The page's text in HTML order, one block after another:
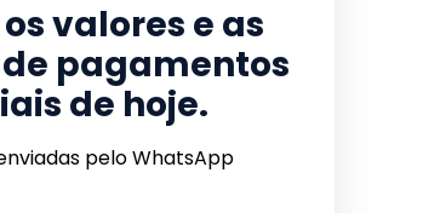
valores e as
pagamentos
de hoje.
pelo WhatsApp